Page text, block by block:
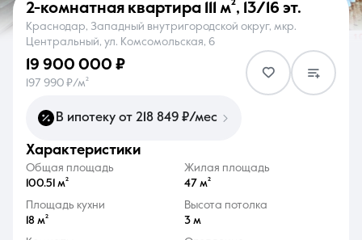
О компании Контакты
8 (861) 297-00-00
Ежедневно с 08:30 до 20:00
2-комнатная квартира 111 м², 13/16 эт.
Краснодар, Западный внутригородской округ, мкр.
Центральный, ул. Комсомольская, 6
19 900 000 ₽
197 990 ₽/м²
В ипотеку от 218 849 ₽/мес
характеристики
Общая площадь
100.51 м²
Жилая площадь
47 м²
Площадь кухни
18 м²
Высота потолка
3 м